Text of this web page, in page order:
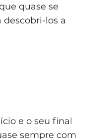
quase se
los a
e o seu final
sempre com